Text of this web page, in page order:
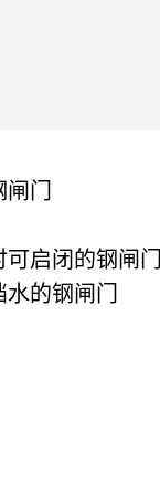
闸门
可启闭的钢
挡水的钢闸